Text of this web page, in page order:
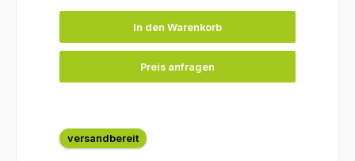
In den Warenkorb
Preis anfragen
versandbereit